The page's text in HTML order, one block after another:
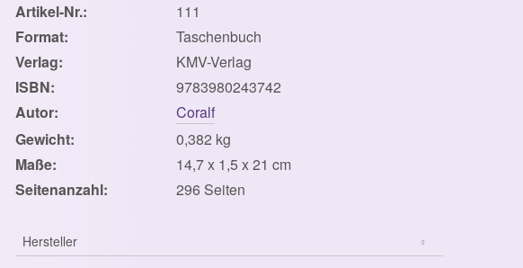
Artikel-Nr.:
111
Format:
Taschenbuch
Verlag:
KMV-Verlag
ISBN:
9783980243742
Autor:
Coralf
Gewicht:
0,382 kg
Maße:
14,7 x 1,5 x 21 cm
Seitenanzahl:
296 Seiten
Hersteller